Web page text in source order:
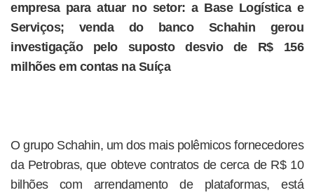
empresa para atuar no setor: a Base Logística e
Serviços; venda do banco Schahin gerou
investigação pelo suposto desvio de R$ 156
milhões em contas na Suíça
O grupo Schahin, um dos mais polêmicos fornecedores
da Petrobras, que obteve contratos de cerca de R$ 10
bilhões com arrendamento de plataformas, está